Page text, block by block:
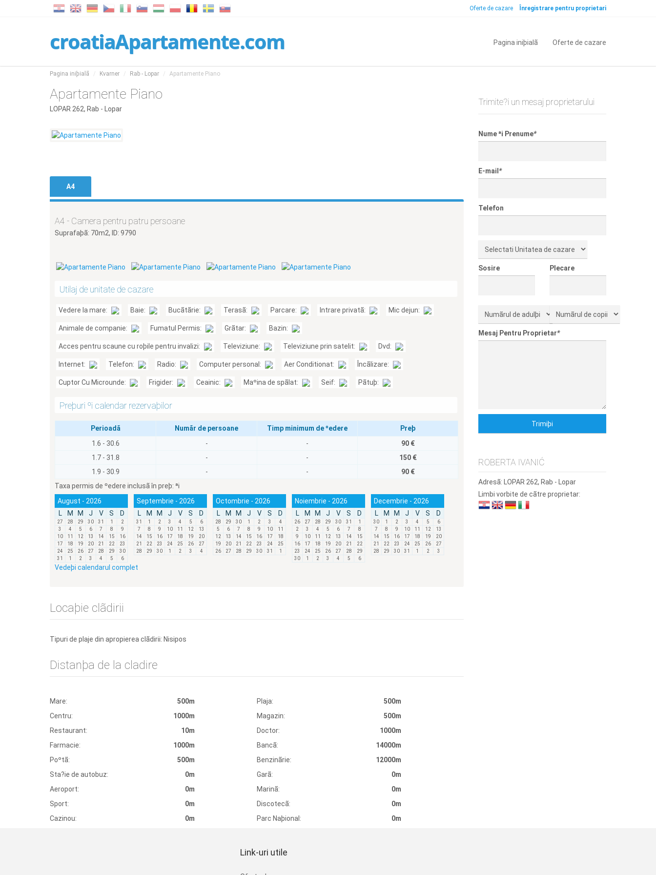
Oferte de cazare Înregistrare pentru proprietari
croatiaApartamente.com Pagina iniþialã Oferte de cazare
Pagina iniþialã Kvarner Rab - Lopar Apartamente Piano
Apartamente Piano
LOPAR 262, Rab - Lopar
A4
A4 - Camera pentru patru persoane
Suprafaþã: 70m2, ID: 9790
Utilaj de unitate de cazare
Vedere la mare: Baie: Bucãtãrie: Terasã: Parcare: Intrare privatã: Mic dejun:
Animale de companie: Fumatul Permis: Grãtar: Bazin:
Acces pentru scaune cu roþile pentru invalizi: Televiziune: Televiziune prin satelit: Dvd:
Internet: Telefon: Radio: Computer personal: Aer Conditionat: Încãlizare:
Cuptor Cu Microunde: Frigider: Ceainic: Maºina de spãlat: Seif: Pãtuþ:
Preþuri ºi calendar rezervaþilor
Perioadã Numãr de persoane Timp minimum de ºedere
Preþ
1.6 - 30.6
- -
90 €
1.7 - 31.8
- -
150 €
1.9 - 30.9
- -
90 €
Taxa permis de ºedere inclusã în preþ: ªi
August - 2026
L
M M J V S D
27 28 29 30 31 1
2
3
4 5 6 7 8
9
10
11 12 13 14 15
16
17
18 19 20 21 22
23
24
25 26 27 28 29
30
31
1 2 3 4 5 6
Septembrie - 2026
L
M M J V S D
31 1 2 3 4 5
6
7
8 9 10 11 12
13
14
15 16 17 18 19
20
21
22 23 24 25 26
27
28
29 30 1 2 3 4
Octombrie - 2026
L
M M J V S D
28 29 30 1 2 3
4
5
6 7 8 9 10
11
12
13 14 15 16 17
18
19
20 21 22 23 24
25
26
27 28 29 30 31 1
Noiembrie - 2026
L
M M J V S D
26 27 28 29 30 31
1
2
3 4 5 6 7
8
9
10 11 12 13 14
15
16
17 18 19 20 21
22
23
24 25 26 27 28
29
30
1 2 3 4 5 6
Decembrie - 2026
L
M M J V S D
30 1 2 3 4 5
6
7
8 9 10 11 12
13
14
15 16 17 18 19
20
21
22 23 24 25 26
27
28
29 30 31 1 2 3
Vedeþi calendarul complet
Locaþie clãdirii
Tipuri de plaje din apropierea clãdirii: Nisipos
Distanþa de la cladire
Mare: 500m Plaja:
500m
Centru:
1000m Magazin:
500m
Restaurant:
10m Doctor:
1000m
Farmacie:
1000m Bancã:
14000m
Poºtã:
500m Benzinãrie:
12000m
Sta?ie de autobuz:
0m Garã:
0m
Aeroport:
0m Marinã:
0m
Sport:
0m Discotecã:
0m
Cazinou:
0m Parc Naþional: 0m
Trimite?i un mesaj proprietarului
Nume ªi Prenume*
E-mail *
Telefon
Sosire Plecare
Mesaj Pentru Proprietar*
ROBERTA IVANIĆ
Adresã:
LOPAR 262, Rab - Lopar
Limbi vorbite de cãtre proprietar:
Link-uri utile